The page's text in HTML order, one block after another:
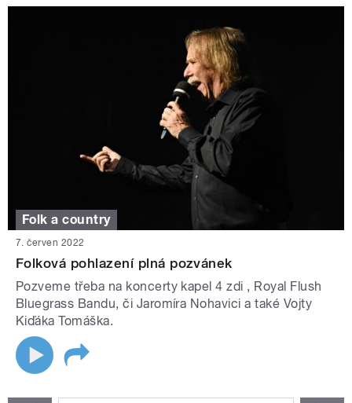
Folk a country
7. červen 2022
Folková pohlazení plná pozvánek
Pozveme třeba na koncerty kapel 4 zdi , Royal Flush
Bluegrass Bandu, či Jaromíra Nohavici a také Vojty
Kiďáka Tomáška.